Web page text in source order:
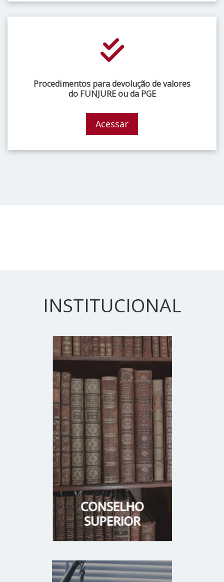
Procedimentos para devolução de valores
do FUNJURE ou da PGE
Acessar
INSTITUCIONAL